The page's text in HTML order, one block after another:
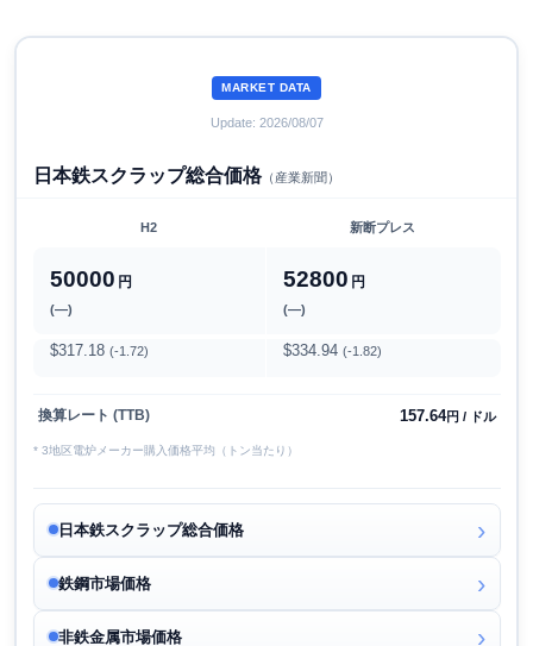
MARKET DATA
Update: 2026/08/07
日本鉄スクラップ総合価格（産業新聞）
H2 新断プレス
50000 円
(―)
52800 円
(―)
$317.18 (-1.72) $334.94 (-1.82)
換算レート (TTB) 157.64円 / ドル
* 3地区電炉メーカー購入価格平均（トン当たり）
日本鉄スクラップ総合価格
鉄鋼市場価格
非鉄金属市場価格